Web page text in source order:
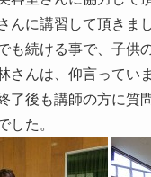
んに講習して頂きまし
も続ける事で、子
さんは、仰言ってい
了後も講師の方に質
した。